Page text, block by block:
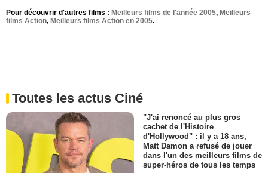
Pour découvrir d'autres films : Meilleurs films de l'année 2005, Meilleurs
films Action, Meilleurs films Action en 2005.
Toutes les actus Ciné
"J'ai renoncé au plus gros
cachet de l'Histoire
d'Hollywood" : il y a 18 ans,
Matt Damon a refusé de jouer
dans l'un des meilleurs films de
super-héros de tous les temps